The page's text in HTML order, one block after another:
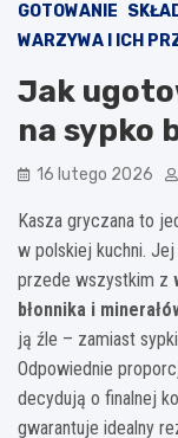
GOTOWANIE
WARZYWA I ICH
Jak
na sypko
16 lutego 2026
Kasza gryczana to
w polskiej kuchni.
przede wszystkim z
błonnika i
ją źle – zamiast
Odpowiednie
decydują o finalnej
gwarantuje idealny